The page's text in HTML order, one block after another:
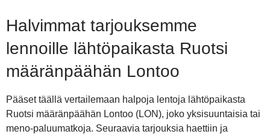
Halvimmat tarjouksemme
lennoille lähtöpaikasta Ruotsi
määränpäähän Lontoo
Pääset täällä vertailemaan halpoja lentoja lähtöpaikasta
Ruotsi määränpäähän Lontoo (LON), joko yksisuuntaisia tai
meno-paluumatkoja. Seuraavia tarjouksia haettiin ja